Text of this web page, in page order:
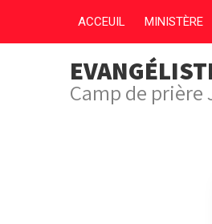
ACCEUIL MINISTÈRE
Camp de prière